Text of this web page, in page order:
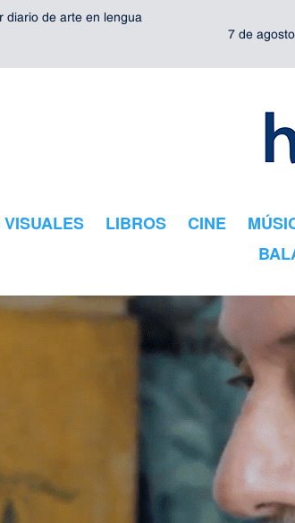
diario de arte en lengua
7 de
LIBROS CINE